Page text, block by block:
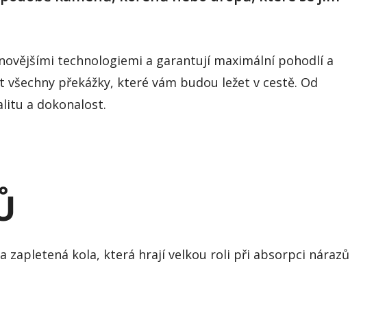
technologiemi a garantují maximální pohodlía
všechny překážky, které vám budou ležet v cestě. Od
a dokonalost.
zapletená kola, která hrají velkou roli při absorpci nárazů